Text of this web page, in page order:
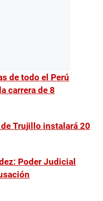
de todo el Perú
carrera de 8
Trujillo instalará 20
Poder Judicial